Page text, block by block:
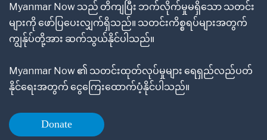
Myanmar Now သည် တိကျပြီး ဘက်လိုက်မှုမရှိသော သတင်း
များကို ဖော်ပြပေးလျှက်ရှိသည်။ သတင်းကိစ္စရပ်များအတွက်
ကျွန်ုပ်တို့အား ဆက်သွယ်နိုင်ပါသည်။
Myanmar Now ၏ သတင်းထုတ်လုပ်မှုများ ရေရှည်လည်ပတ်
နိုင်ရေးအတွက် ငွေကြေးထောက်ပံ့နိုင်ပါသည်။
Donate